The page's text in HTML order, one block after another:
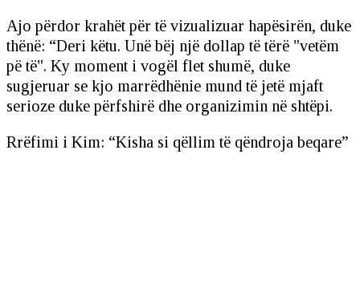
Ajo përdor krahët për të vizualizuar hapësirën, duke
thënë: “Deri këtu. Unë bëj një dollap të tërë "vetëm
pë të". Ky moment i vogël flet shumë, duke
sugjeruar se kjo marrëdhënie mund të jetë mjaft
serioze duke përfshirë dhe organizimin në shtëpi.
Rrëfimi i Kim: “Kisha si qëllim të qëndroja beqare”